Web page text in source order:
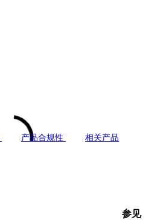
产品合规性
相关产品
参见